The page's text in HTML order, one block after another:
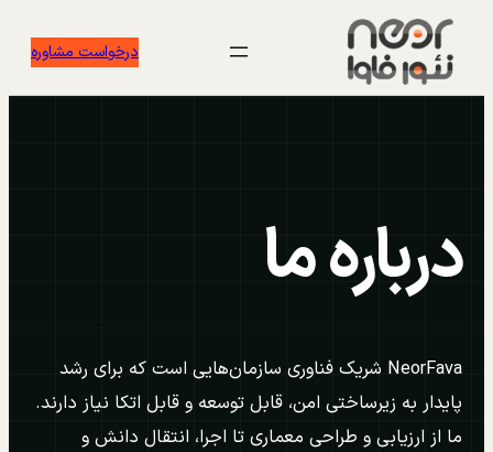
محتوا
درخواست مشاوره
درباره ما
NeorFava شریک فناوری سازمان‌هایی است که برای رشد
پایدار به زیرساختی امن، قابل توسعه و قابل اتکا نیاز دارند.
ما از ارزیابی و طراحی معماری تا اجرا، انتقال دانش و